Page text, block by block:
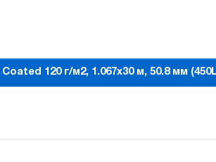
120 г/м2, 1.067x30 м, 50.8 мм